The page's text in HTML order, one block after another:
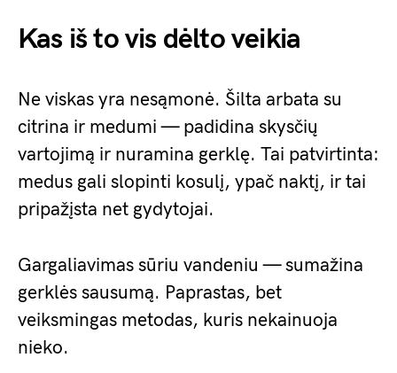
Kas iš to vis dėlto veikia
Ne viskas yra nesąmonė. Šilta arbata su
citrina ir medumi — padidina skysčių
vartojimą ir nuramina gerklę. Tai patvirtinta:
medus gali slopinti kosulį, ypač naktį, ir tai
pripažįsta net gydytojai.
Gargaliavimas sūriu vandeniu — sumažina
gerklės sausumą. Paprastas, bet
veiksmingas metodas, kuris nekainuoja
nieko.